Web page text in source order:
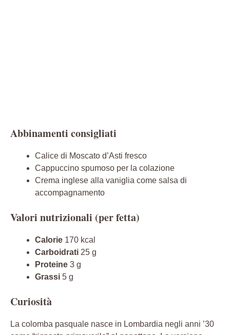
Abbinamenti consigliati
Calice di Moscato d’Asti fresco
Cappuccino spumoso per la colazione
Crema inglese alla vaniglia come salsa di
accompagnamento
Valori nutrizionali (per fetta)
Calorie 170 kcal
Carboidrati 25 g
Proteine 3 g
Grassi 5 g
Curiosità
La colomba pasquale nasce in Lombardia negli anni ’30